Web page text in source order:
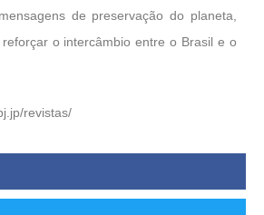
de preservação do planeta,
o intercâmbio entre o Brasil e o
revistas/